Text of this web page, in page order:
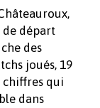
de départ
des
joués, 19
chiffres qui
dans